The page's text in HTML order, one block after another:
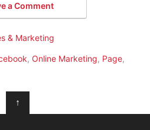
a Comment
& Marketing
, Online Marketing, Page,
↑